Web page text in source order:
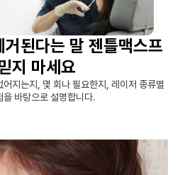
된다는 말 젠틀맥스프
지 마세요
지는지, 몇 회나 필요한지, 레이저 종류별
바탕으로 설명합니다.